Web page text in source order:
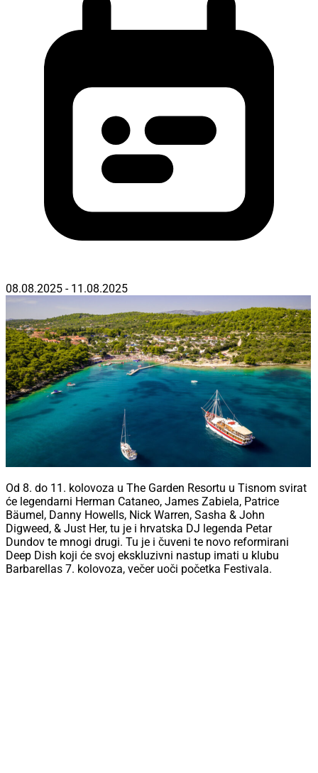
08.08.2025 - 11.08.2025
Od 8. do 11. kolovoza u The Garden Resortu u Tisnom svirat
će legendarni Herman Cataneo, James Zabiela, Patrice
Bäumel, Danny Howells, Nick Warren, Sasha & John
Digweed, & Just Her, tu je i hrvatska DJ legenda Petar
Dundov te mnogi drugi. Tu je i čuveni te novo reformirani
Deep Dish koji će svoj ekskluzivni nastup imati u klubu
Barbarellas 7. kolovoza, večer uoči početka Festivala.